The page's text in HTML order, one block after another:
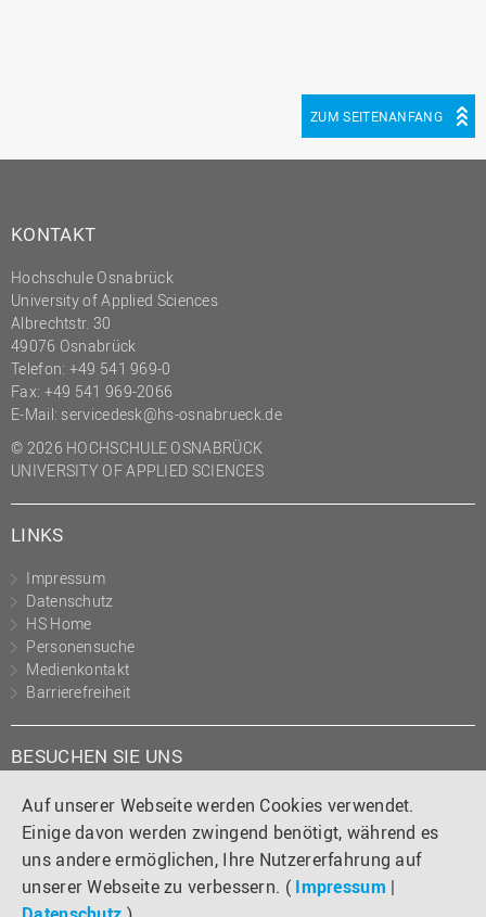
Auf unserer Webseite werden Cookies verwendet.
Einige davon werden zwingend benötigt, während es
uns andere ermöglichen, Ihre Nutzererfahrung auf
unserer Webseite zu verbessern. ( Impressum |
ZUM SEITENANFANG
KONTAKT
Hochschule Osnabrück
University of Applied Sciences
Albrechtstr. 30
49076 Osnabrück
Telefon: +49 541 969-0
Fax: +49 541 969-2066
E-Mail: servicedesk@hs-osnabrueck.de
© 2026 HOCHSCHULE OSNABRÜCK
UNIVERSITY OF APPLIED SCIENCES
LINKS
Impressum
Datenschutz
HS Home
Personensuche
Medienkontakt
Barrierefreiheit
BESUCHEN SIE UNS
Instagram
TiktokLinkedIn
YouTube
Facebook